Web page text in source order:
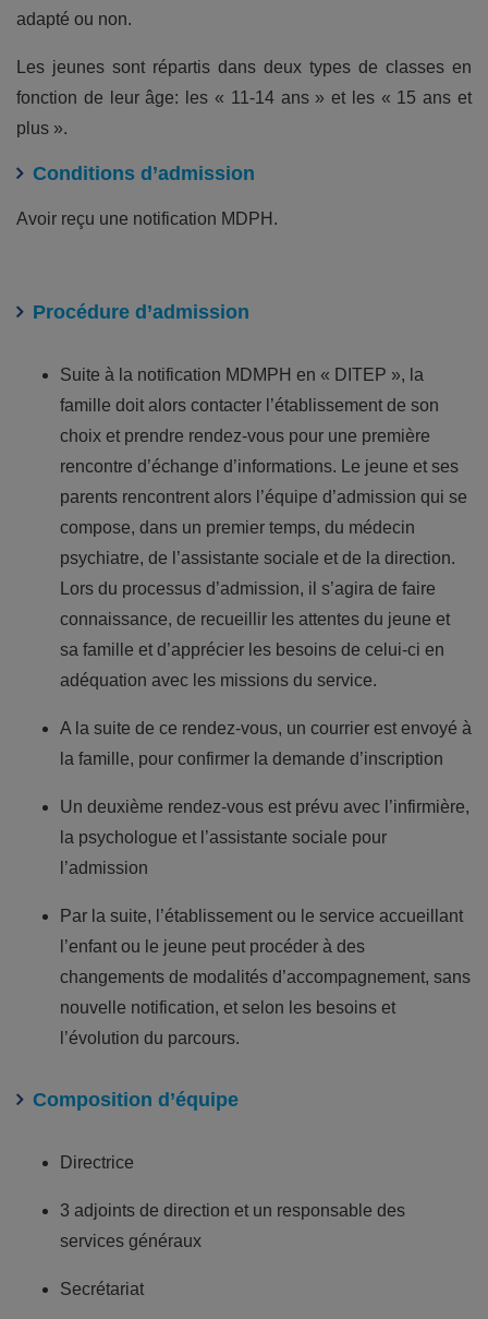
adapté ou non.
Les jeunes sont répartis dans deux types de classes en
fonction de leur âge: les « 11-14 ans » et les « 15 ans et
plus ».
Conditions d’admission
Avoir reçu une notification MDPH.
Procédure d’admission
Suite à la notification MDMPH en « DITEP », la
famille doit alors contacter l’établissement de son
choix et prendre rendez-vous pour une première
rencontre d’échange d’informations. Le jeune et ses
parents rencontrent alors l’équipe d’admission qui se
compose, dans un premier temps, du médecin
psychiatre, de l’assistante sociale et de la direction.
Lors du processus d’admission, il s’agira de faire
connaissance, de recueillir les attentes du jeune et
sa famille et d’apprécier les besoins de celui-ci en
adéquation avec les missions du service.
A la suite de ce rendez-vous, un courrier est envoyé à
la famille, pour confirmer la demande d’inscription
Un deuxième rendez-vous est prévu avec l’infirmière,
la psychologue et l’assistante sociale pour
l’admission
Par la suite, l’établissement ou le service accueillant
l’enfant ou le jeune peut procéder à des
changements de modalités d’accompagnement, sans
nouvelle notification, et selon les besoins et
l’évolution du parcours.
Composition d’équipe
Directrice
3 adjoints de direction et un responsable des
services généraux
Secrétariat